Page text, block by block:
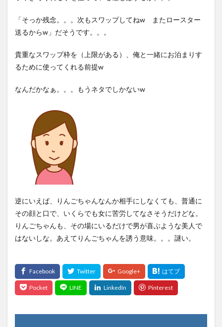
「そっか残念。。。次もスワップしてねw またロースター
送るからw」だそうです。。。
貴重なスワップ枠を（上限がある）、俺と一緒にお泊まりす
るために使ってくれる前提w
なんだかなぁ。。。もうネタでしかないw
逆にいえば、りんごちゃんなんか相手にしなくても、普通に
その顔と口で、いくらでも女に苦労してなさそうだけどな。
りんごちゃんも、その場にいるだけで男が喜ぶような美人で
はないしな。あえてりんごちゃんを誘う意味。。。謎い。